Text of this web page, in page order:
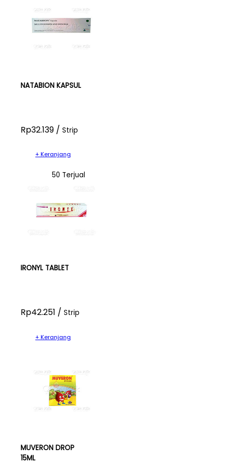
NATABION KAPSUL
Rp32.139 / Strip
+ Keranjang
50 Terjual
IRONYL TABLET
Rp42.251 / Strip
+ Keranjang
MUVERON DROP
15ML